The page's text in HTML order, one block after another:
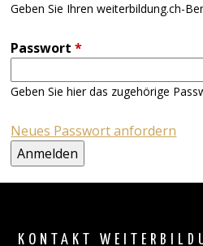
Geben Sie Ihren weiterbildung.ch-
Passwort*
Geben Sie hier das zugehörige
Neues Passwort anfordern
KONTAKT